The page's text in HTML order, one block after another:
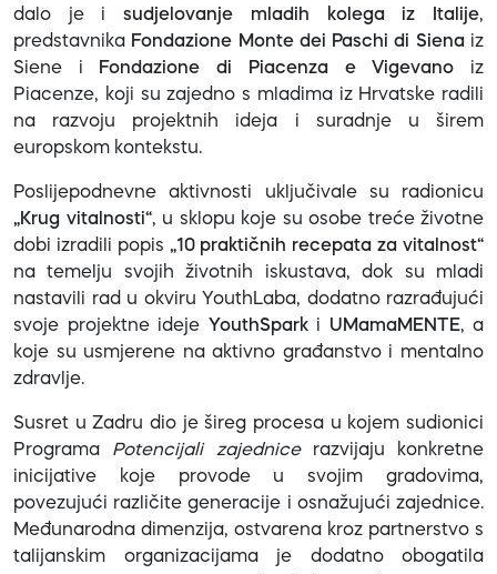
dalo je isudjelovanje mladih kolega iz Italije,
predstavnika Fondazione Monte dei Paschi di Sienaiz
Siene i Fondazione di Piacenza e Vigevano iz
Piacenze, koji su zajedno s mladima iz Hrvatske radili
na razvoju projektnih ideja i suradnje u širem
europskom kontekstu.
Poslijepodnevne aktivnosti uključivale su radionicu
„Krug vitalnosti“, u sklopu koje su osobe treće životne
dobi izradili popis „10 praktičnih recepata za vitalnost“
na temelju svojih životnih iskustava, dok su mladi
nastavili rad u okviru YouthLaba, dodatno razrađujući
svoje projektne ideje YouthSparki UMamaMENTE, a
koje su usmjerene na aktivno građanstvo i mentalno
zdravlje.
Susret u Zadru dio je šireg procesa u kojem sudionici
Programa Potencijali zajednicerazvijaju konkretne
inicijative koje provode u svojim gradovima,
povezujući različite generacije i osnažujući zajednice.
Međunarodna dimenzija, ostvarena kroz partnerstvo s
talijanskim organizacijama je dodatno obogatila